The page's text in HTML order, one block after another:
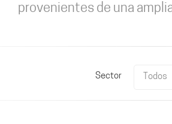
provenientes de una
Sector Todos